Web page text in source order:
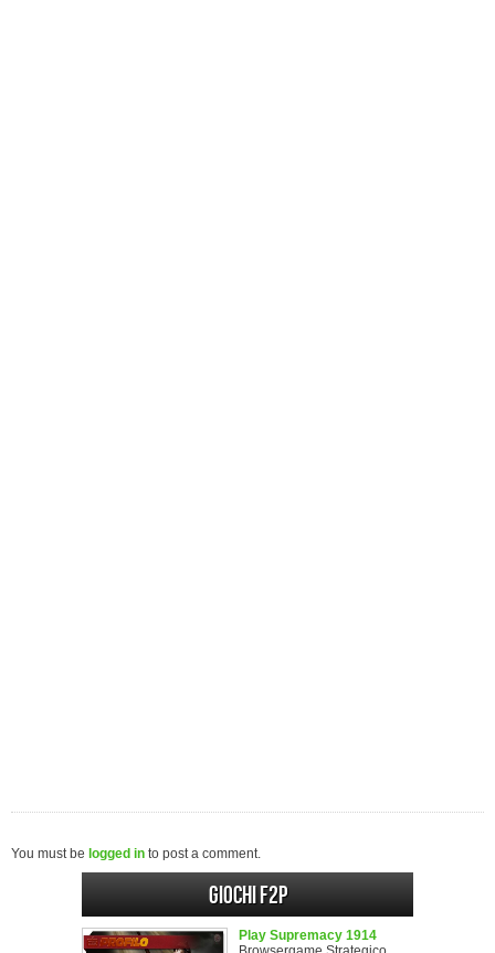
You must be logged in to post a comment.
Giochi F2P
Play Supremacy 1914